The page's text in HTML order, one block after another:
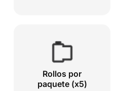
Rollos por
paquete (x5)